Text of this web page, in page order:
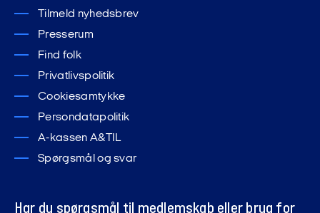
Tilmeld nyhedsbrev
Presserum
Find folk
Privatlivspolitik
Cookiesamtykke
Persondatapolitik
A-kassen A&TIL
Spørgsmål og svar
Har du spørgsmål til medlemskab eller brug for